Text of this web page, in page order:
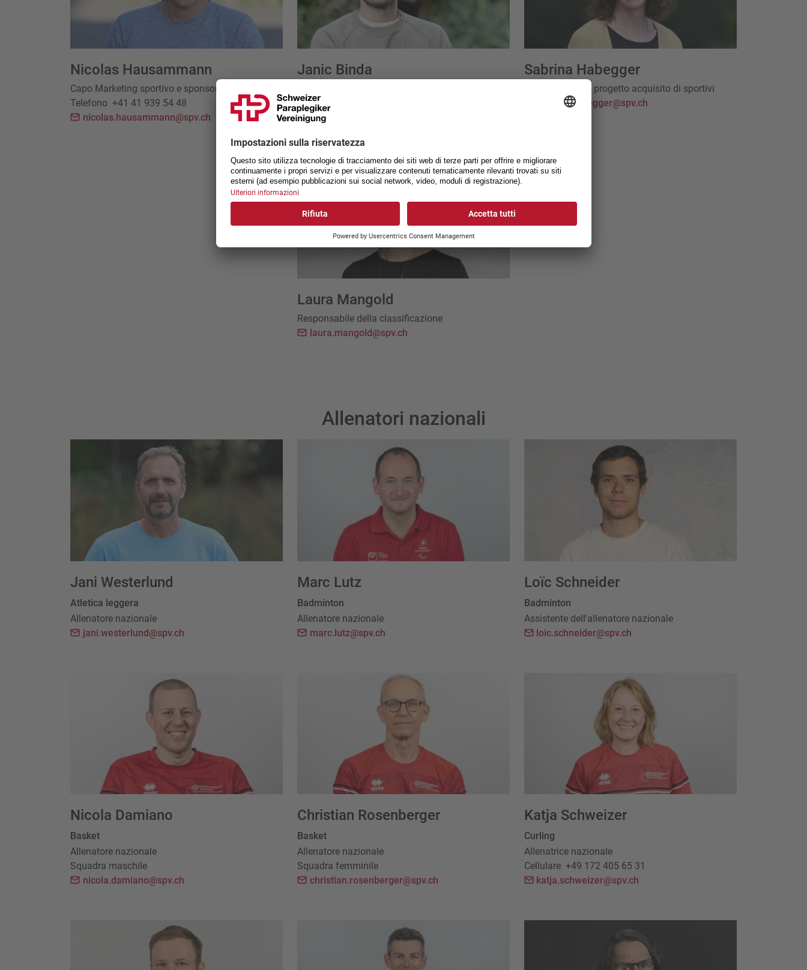
Nicolas Hausammann
Capo Marketing sportivo e sponsoring
Telefono +41 41 939 54 48
nicolas.hausammann@spv.ch
Janic Binda
Telefono
janic.binda@spv.ch
Sabrina Habegger
Responsabile di progetto acquisito di sportivi
sabrina.habegger@spv.ch
Laura Mangold
Responsabile della classificazione
laura.mangold@spv.ch
Allenatori nazionali
Jani Westerlund
Atletica leggera
Allenatore nazionale
jani.westerlund@spv.ch
Marc Lutz
Badminton
Allenatore nazionale
marc.lutz@spv.ch
Loïc Schneider
Badminton
Assistente dell'allenatore nazionale
loic.schneider@spv.ch
Nicola Damiano
Basket
Allenatore nazionale
Squadra maschile
nicola.damiano@spv.ch
Christian Rosenberger
Basket
Allenatore nazionale
Squadra femminile
christian.rosenberger@spv.ch
Katja Schweizer
Curling
Allenatrice nazionale
Cellulare +49 172 405 65 31
katja.schweizer@spv.ch